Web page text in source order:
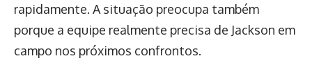
rapidamente. A situação preocupa também
porque a equipe realmente precisa de Jackson em
campo nos próximos confrontos.